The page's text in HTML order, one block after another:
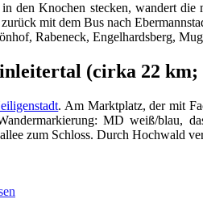
den Knochen stecken, wandert
mit dem Bus nach
Rabeneck, Engelhardsberg,
(cirka 22 km;
. Am Marktplatz, der mit
MD weiß/blau,
zum Schloss. Durch Hochwald